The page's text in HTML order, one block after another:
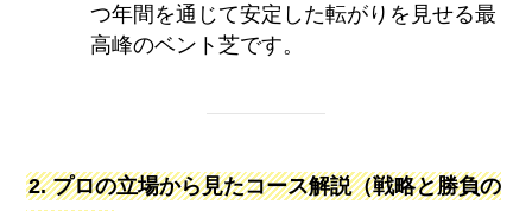
つ年間を通じて安定した転がりを見せる最
高峰のベント芝です。
2. プロの立場から見たコース解説（戦略と勝負の